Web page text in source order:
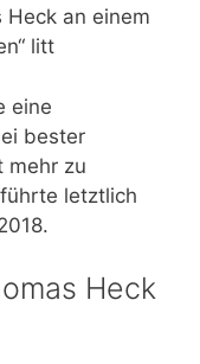
an einem
litt
eine
bester
mehr zu
letztlich
Heck